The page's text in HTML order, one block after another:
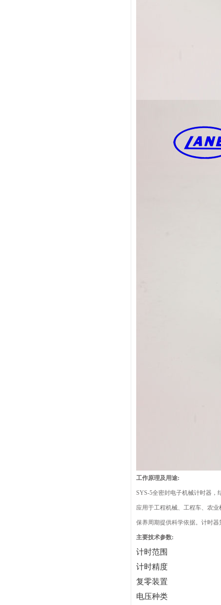
工作原理及用途:
SYS-5全密封电子机械计时器
应用于工程机械、工程车、农
保养周期提供科学依据。计时
主要技术参数:
计时范围
计时精度
复零装置
电压种类